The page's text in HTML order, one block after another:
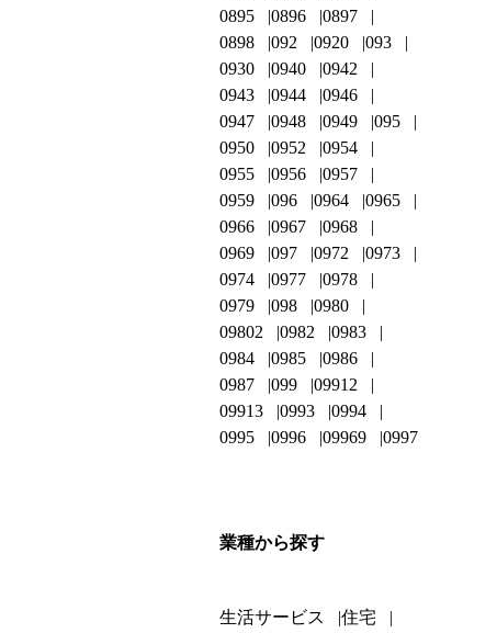
0895
0896
0897
0898
092 0920
093
0930
0940
0942
0943
0944
0946
0947
0948 0949
095
0950
0952
0954
0955
0956
0957
0959
096 0964
0965
0966
0967
0968
0969
097 0972
0973
0974
0977
0978
0979
098
0980
09802
0982
0983
0984
0985
0986
0987
099
09912
09913
0993
0994
0995
0996 09969 0997
業種から探す
生活サービス 住宅